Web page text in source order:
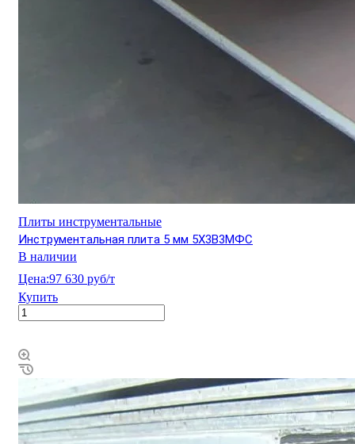
Плиты инструментальные
Инструментальная плита 5 мм 5Х3В3МФС
В наличии
Цена:97 630 руб/т
Купить